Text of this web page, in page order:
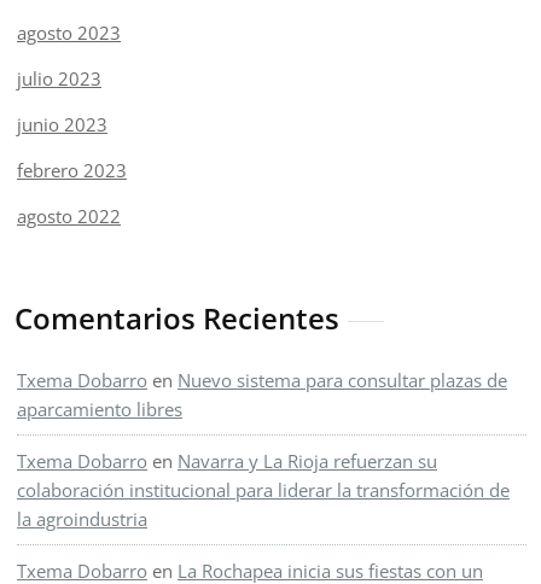
agosto 2023
julio 2023
junio 2023
febrero 2023
agosto 2022
Comentarios Recientes
Txema Dobarro en Nuevo sistema para consultar plazas de
aparcamiento libres
Txema Dobarro en Navarra y La Rioja refuerzan su
colaboración institucional para liderar la transformación de
la agroindustria
Txema Dobarro en La Rochapea inicia sus fiestas con un